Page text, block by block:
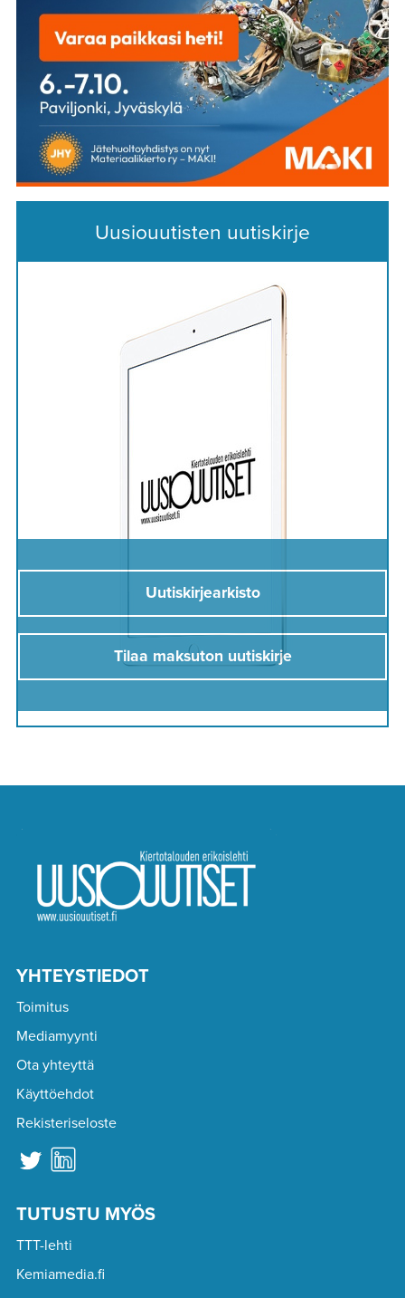
Uusiouutisten uutiskirje
Uutiskirjearkisto
Tilaa maksuton uutiskirje
YHTEYSTIEDOT
Toimitus
Mediamyynti
Ota yhteyttä
Käyttöehdot
Rekisteriseloste
TUTUSTU MYÖS
TTT-lehti
Kemiamedia.fi